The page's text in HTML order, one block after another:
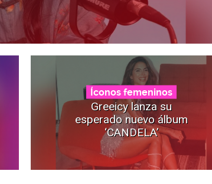
Íconos femeninos
Greeicy lanza su
esperado nuevo álbum
‘CANDELA’